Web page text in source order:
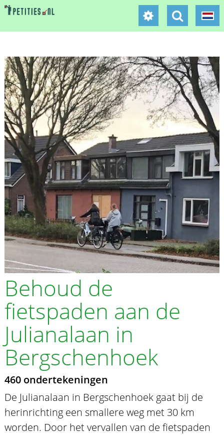
Behoud de
fietspaden aan de
Julianalaan in
Bergschenhoek
460 ondertekeningen
De Julianalaan in Bergschenhoek gaat bij de
herinrichting een smallere weg met 30 km
worden. Door het vervallen van de fietspaden